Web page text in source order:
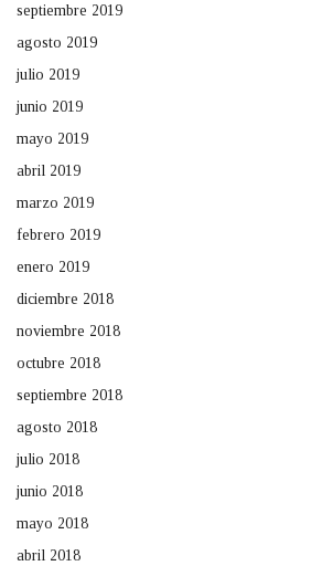
septiembre 2019
agosto 2019
julio 2019
junio 2019
mayo 2019
abril 2019
marzo 2019
febrero 2019
enero 2019
diciembre 2018
noviembre 2018
octubre 2018
septiembre 2018
agosto 2018
julio 2018
junio 2018
mayo 2018
abril 2018